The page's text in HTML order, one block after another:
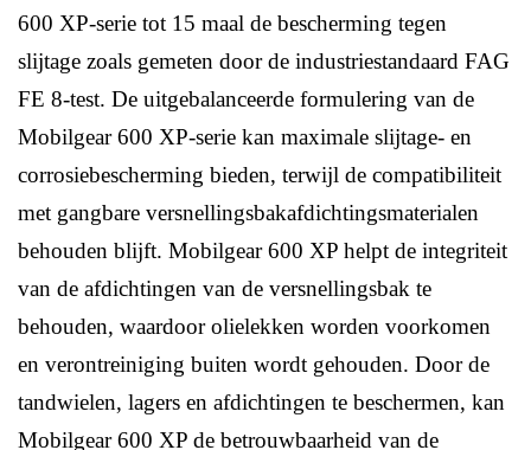
600 XP-serie tot 15 maal de bescherming tegen
slijtage zoals gemeten door de industriestandaard FAG
FE 8-test. De uitgebalanceerde formulering van de
Mobilgear 600 XP-serie kan maximale slijtage- en
corrosiebescherming bieden, terwijl de compatibiliteit
met gangbare versnellingsbakafdichtingsmaterialen
behouden blijft. Mobilgear 600 XP helpt de integriteit
van de afdichtingen van de versnellingsbak te
behouden, waardoor olielekken worden voorkomen
en verontreiniging buiten wordt gehouden. Door de
tandwielen, lagers en afdichtingen te beschermen, kan
Mobilgear 600 XP de betrouwbaarheid van de